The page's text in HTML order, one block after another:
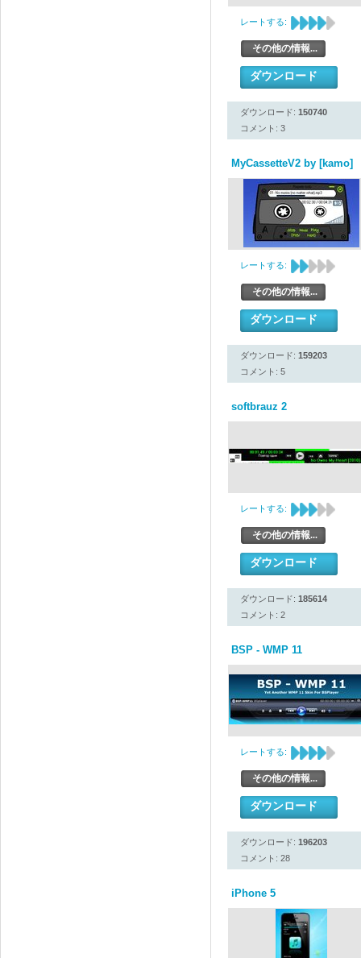
レートする:
その他の情報...
ダウンロード
ダウンロード: 150740
コメント: 3
MyCassetteV2 by [kamo]
レートする:
その他の情報...
ダウンロード
ダウンロード: 159203
コメント: 5
softbrauz 2
レートする:
その他の情報...
ダウンロード
ダウンロード: 185614
コメント: 2
BSP - WMP 11
レートする:
その他の情報...
ダウンロード
ダウンロード: 196203
コメント: 28
iPhone 5